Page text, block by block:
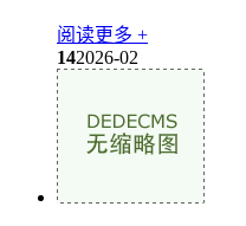
阅读更多 +
142026-02